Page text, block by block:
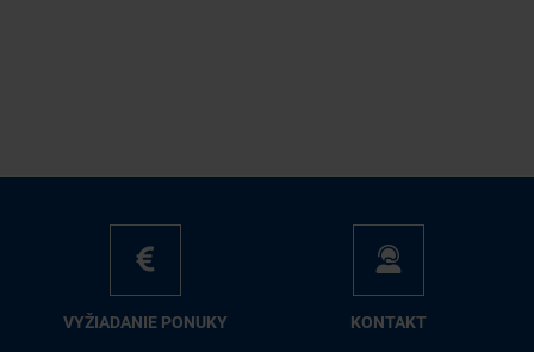
VY­ŽIA­DA­NIE PO­NU­KY KON­TAKT